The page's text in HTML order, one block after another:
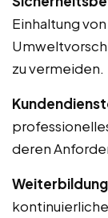
Einhaltung
zu vermeiden.
deren